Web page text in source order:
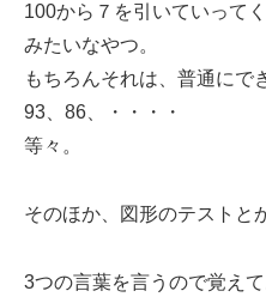
100から７を引いていってく
みたいなやつ。
もちろんそれは、普通にで
93、86、・・・・
等々。
そのほか、図形のテストと
3つの言葉を言うので覚えて